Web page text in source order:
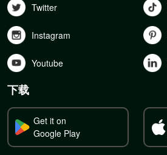
Twitter
Instagram
Youtube
下载
Get it on
Google Play